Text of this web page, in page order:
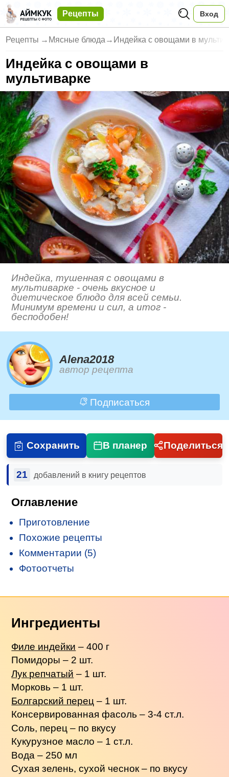
Рецепты Вход
Рецепты → Мясные блюда → Индейка с овощами в
Индейка с овощами в
мультиварке
Индейка, тушенная с овощами в
мультиварке - очень вкусное и
диетическое блюдо для всей семьи.
Минимум времени и сил, а итог -
бесподобен!
Alena2018
автор рецепта
Подписаться
Сохранить В планер Поделиться
21 добавлений в книгу рецептов
Оглавление
Приготовление
Похожие рецепты
Комментарии (5)
Фотоотчеты
Ингредиенты
Филе индейки – 400 г
Помидоры – 2 шт.
Лук репчатый – 1 шт.
Морковь – 1 шт.
Болгарский перец – 1 шт.
Консервированная фасоль – 3-4 ст.л.
Соль, перец – по вкусу
Кукурузное масло – 1 ст.л.
Вода – 250 мл
Сухая зелень, сухой чеснок – по вкусу